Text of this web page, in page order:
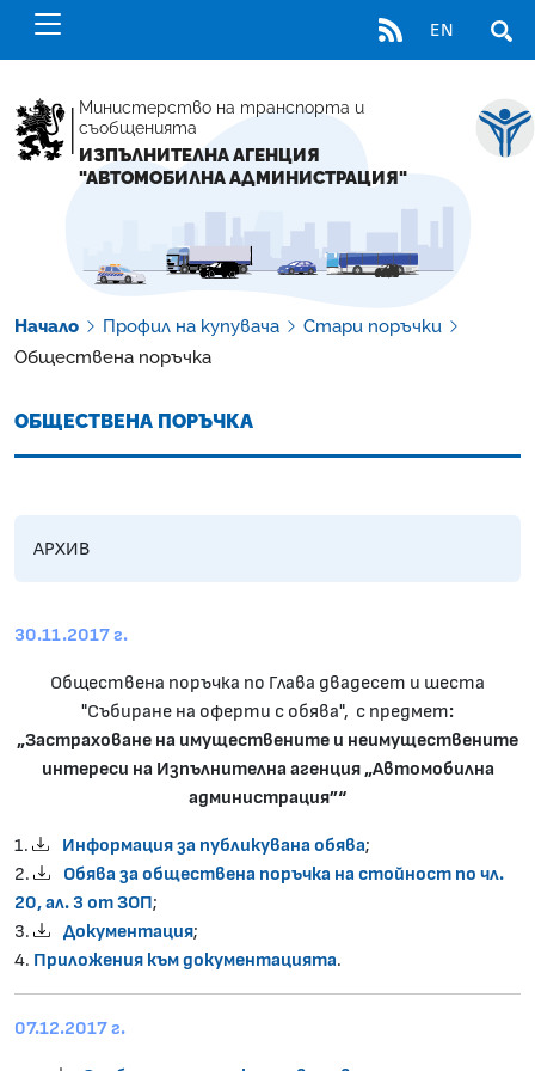
RSS EN
Министерство на транспорта и
съобщенията
ИЗПЪЛНИТЕЛНА АГЕНЦИЯ
"АВТОМОБИЛНА АДМИНИСТРАЦИЯ"
Начало Профил на купувача
Стари поръчки
Обществена поръчка
ОБЩЕСТВЕНА ПОРЪЧКА
АРХИВ
30.11.2017 г.
Oбществена поръчка по Глава двадесет и шеста
"Събиране на оферти с обява", с предмет:
„Застраховане на имуществените и неимуществените
интереси на Изпълнителна агенция „Автомобилна
администрация”“
1. Информация за публикувана обява;
2.
Обява за обществена поръчка на стойност по чл.
20, ал. 3 от ЗОП;
3.
Документация;
4. Приложения към документацията.
07.12.2017 г.